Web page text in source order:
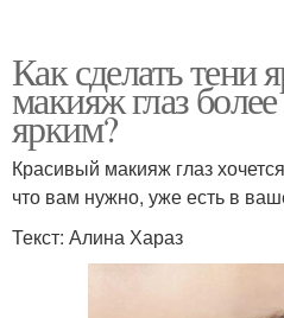
Как сделать тени
макияж глаз
ярким?
Красивый макияж глаз
что вам нужно, уже есть в
Текст: Алина Хараз